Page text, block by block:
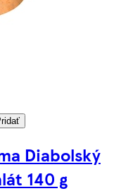
Diabolský
140 g